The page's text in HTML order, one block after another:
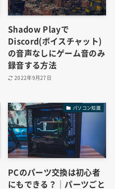
Shadow Playで
Discord(ボイスチャット)
の音声なしにゲーム音のみ
録音する方法
2022年9月27日
パソコン知識
PCのパーツ交換は初心者
にもできる？│パーツごと